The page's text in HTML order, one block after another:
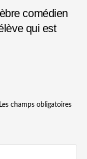
comédien
qui est
Les champs obligatoires